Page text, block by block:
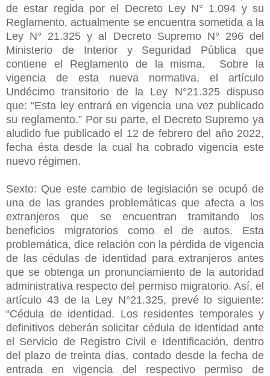
de estar regida por el Decreto Ley N° 1.094 y su
Reglamento, actualmente se encuentra sometida a la
Ley N° 21.325 y al Decreto Supremo N° 296 del
Ministerio de Interior y Seguridad Pública que
contiene el Reglamento de la misma. Sobre la
vigencia de esta nueva normativa, el artículo
Undécimo transitorio de la Ley N°21.325 dispuso
que: “Esta ley entrará en vigencia una vez publicado
su reglamento.” Por su parte, el Decreto Supremo ya
aludido fue publicado el 12 de febrero del año 2022,
fecha ésta desde la cual ha cobrado vigencia este
nuevo régimen.
Sexto: Que este cambio de legislación se ocupó de
una de las grandes problemáticas que afecta a los
extranjeros que se encuentran tramitando los
beneficios migratorios como el de autos. Esta
problemática, dice relación con la pérdida de vigencia
de las cédulas de identidad para extranjeros antes
que se obtenga un pronunciamiento de la autoridad
administrativa respecto del permiso migratorio. Así, el
artículo 43 de la Ley N°21.325, prevé lo siguiente:
“Cédula de identidad. Los residentes temporales y
definitivos deberán solicitar cédula de identidad ante
el Servicio de Registro Civil e Identificación, dentro
del plazo de treinta días, contado desde la fecha de
entrada en vigencia del respectivo permiso de